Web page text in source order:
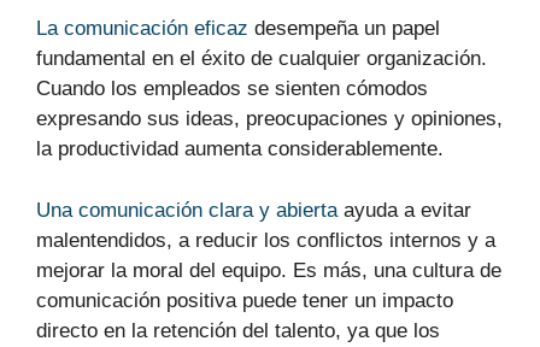
La comunicación eficaz desempeña un papel
fundamental en el éxito de cualquier organización.
Cuando los empleados se sienten cómodos
expresando sus ideas, preocupaciones y opiniones,
la productividad aumenta considerablemente.
Una comunicación clara y abierta ayuda a evitar
malentendidos, a reducir los conflictos internos y a
mejorar la moral del equipo. Es más, una cultura de
comunicación positiva puede tener un impacto
directo en la retención del talento, ya que los